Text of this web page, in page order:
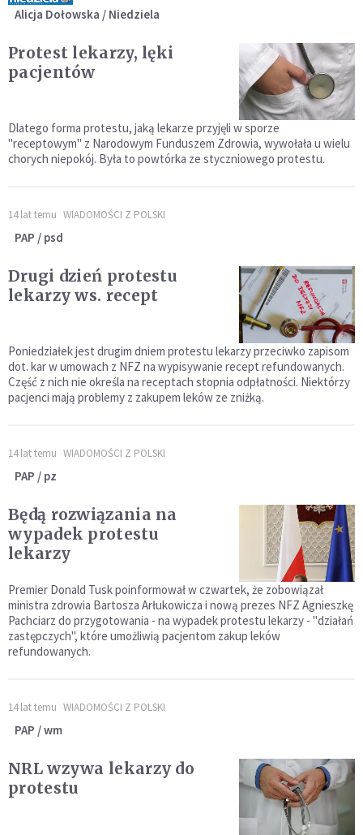
Alicja Dołowska / Niedziela
Protest lekarzy, lęki
pacjentów
Dlatego forma protestu, jaką lekarze przyjęli w sporze
"receptowym" z Narodowym Funduszem Zdrowia, wywołała u wielu
chorych niepokój. Była to powtórka ze styczniowego protestu.
14 lat temu WIADOMOŚCI Z POLSKI
PAP / psd
Drugi dzień protestu
lekarzy ws. recept
Poniedziałek jest drugim dniem protestu lekarzy przeciwko zapisom
dot. kar w umowach z NFZ na wypisywanie recept refundowanych.
Część z nich nie określa na receptach stopnia odpłatności. Niektórzy
pacjenci mają problemy z zakupem leków ze zniżką.
14 lat temu WIADOMOŚCI Z POLSKI
PAP / pz
Będą rozwiązania na
wypadek protestu
lekarzy
Premier Donald Tusk poinformował w czwartek, że zobowiązał
ministra zdrowia Bartosza Arłukowicza i nową prezes NFZ Agnieszkę
Pachciarz do przygotowania - na wypadek protestu lekarzy - "działań
zastępczych", które umożliwią pacjentom zakup leków
refundowanych.
14 lat temu WIADOMOŚCI Z POLSKI
PAP / wm
NRL wzywa lekarzy do
protestu